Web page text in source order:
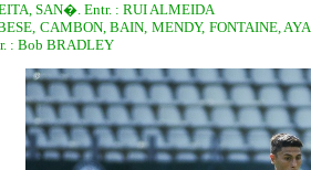
SAN�. Entr. : RUI ALMEIDA
CAMBON, BAIN, MENDY, FONTAINE,
: Bob BRADLEY